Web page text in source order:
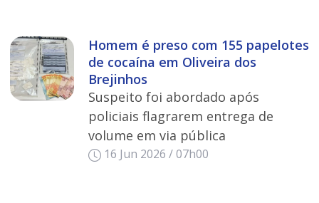
Homem é preso com 155 papelotes
de cocaína em Oliveira dos
Brejinhos
Suspeito foi abordado após
policiais flagrarem entrega de
volume em via pública
16 Jun 2026 / 07h00